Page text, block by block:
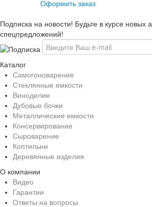
Оформить заказ
Подписка на новости! Будьте в курсе новых
спецпредложений!
Каталог
Самогоноварение
Стеклянные емкости
Виноделие
Дубовые бочки
Металлические емкости
Консервирование
Сыроварение
Коптильни
Деревянные изделия
О компании
Видео
Гарантии
Ответы на вопросы